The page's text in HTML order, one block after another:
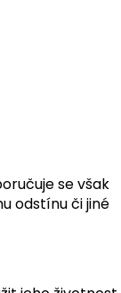
se však
odstínu či jiné